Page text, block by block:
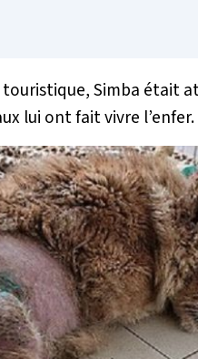
Simba était
lui ont fait vivre l’enfer.